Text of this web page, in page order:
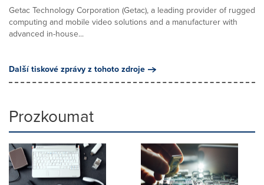
Getac Technology Corporation (Getac), a leading provider of rugged
computing and mobile video solutions and a manufacturer with
advanced in-house...
Další tiskové zprávy z tohoto zdroje
Prozkoumat